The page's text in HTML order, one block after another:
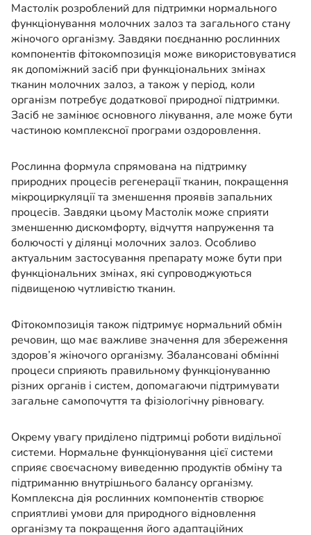
Мастолік розроблений для підтримки нормального
функціонування молочних залоз та загального стану
жіночого організму. Завдяки поєднанню рослинних
компонентів фітокомпозиція може використовуватися
як допоміжний засіб при функціональних змінах
тканин молочних залоз, а також у період, коли
організм потребує додаткової природної підтримки.
Засіб не замінює основного лікування, але може бути
частиною комплексної програми оздоровлення.
Рослинна формула спрямована на підтримку
природних процесів регенерації тканин, покращення
мікроциркуляції та зменшення проявів запальних
процесів. Завдяки цьому Мастолік може сприяти
зменшенню дискомфорту, відчуття напруження та
болючості у ділянці молочних залоз. Особливо
актуальним застосування препарату може бути при
функціональних змінах, які супроводжуються
підвищеною чутливістю тканин.
Фітокомпозиція також підтримує нормальний обмін
речовин, що має важливе значення для збереження
здоров’я жіночого організму. Збалансовані обмінні
процеси сприяють правильному функціонуванню
різних органів і систем, допомагаючи підтримувати
загальне самопочуття та фізіологічну рівновагу.
Окрему увагу приділено підтримці роботи видільної
системи. Нормальне функціонування цієї системи
сприяє своєчасному виведенню продуктів обміну та
підтриманню внутрішнього балансу організму.
Комплексна дія рослинних компонентів створює
сприятливі умови для природного відновлення
організму та покращення його адаптаційних